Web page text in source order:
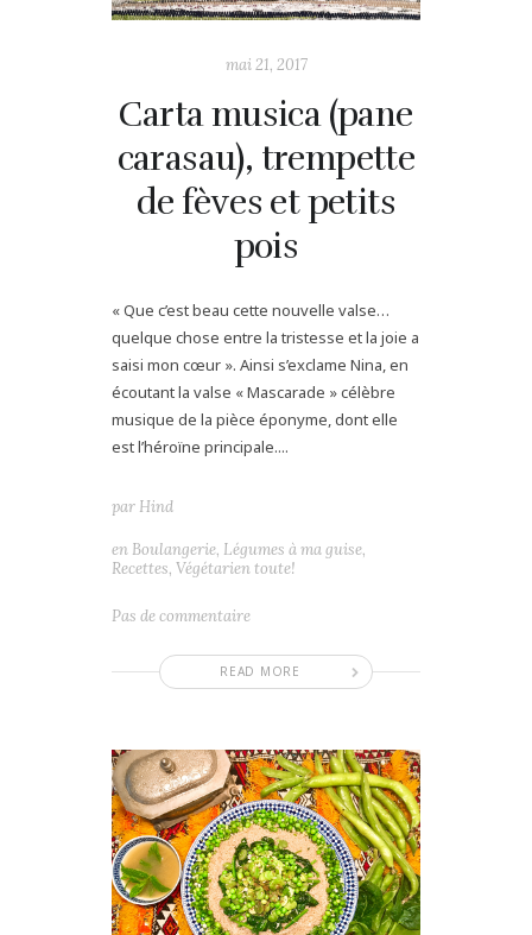
mai 21, 2017
Carta musica (pane
carasau), trempette
de fèves et petits
pois
« Que c’est beau cette nouvelle valse…
quelque chose entre la tristesse et la joie a
saisi mon cœur ». Ainsi s’exclame Nina, en
écoutant la valse « Mascarade » célèbre
musique de la pièce éponyme, dont elle
est l’héroïne principale....
READ MORE
par Hind
en Boulangerie, Légumes à ma guise,
Recettes, Végétarien toute!
Pas de commentaire